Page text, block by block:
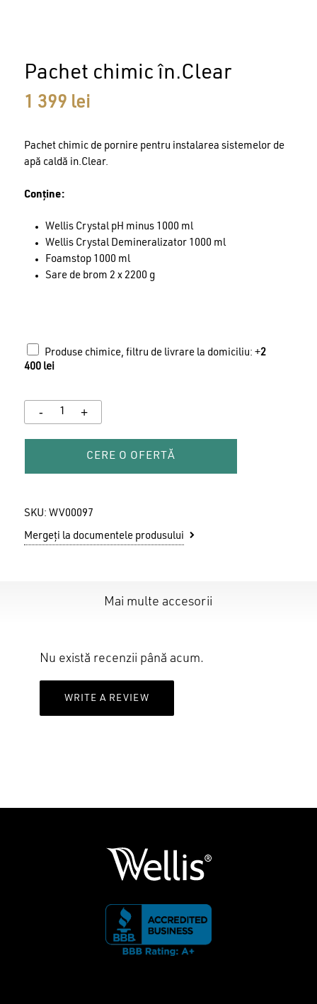
Nu ai niciun produs în coș.
GO TO SHOP
Pachet chimic în.Clear
1 399 lei
Pachet chimic de pornire pentru instalarea sistemelor de
apă caldă in.Clear.
Conține:
Wellis Crystal pH minus 1000 ml
Wellis Crystal Demineralizator 1000 ml
Foamstop 1000 ml
Sare de brom 2 x 2200 g
Produse chimice, filtru de livrare la domiciliu: +2
400 lei
CERE O OFERTĂ
SKU: WV00097
Mergeți la documentele produsului
Mai multe accesorii
Nu există recenzii până acum.
WRITE A REVIEW